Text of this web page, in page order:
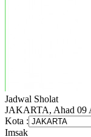
Jadwal Sholat
JAKARTA, Ahad 09
Kota :
Imsak